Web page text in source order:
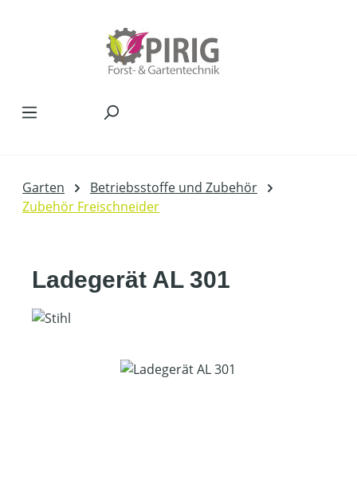
Garten
Betriebsstoffe und Zubehör
Zubehör Freischneider
Ladegerät AL 301
Bildergalerie überspringen